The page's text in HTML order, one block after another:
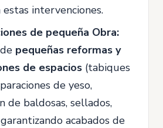
estas intervenciones.
de pequeña Obra:
pequeñas reformas y
de espacios (tabiques
de yeso,
de baldosas, sellados,
acabados de